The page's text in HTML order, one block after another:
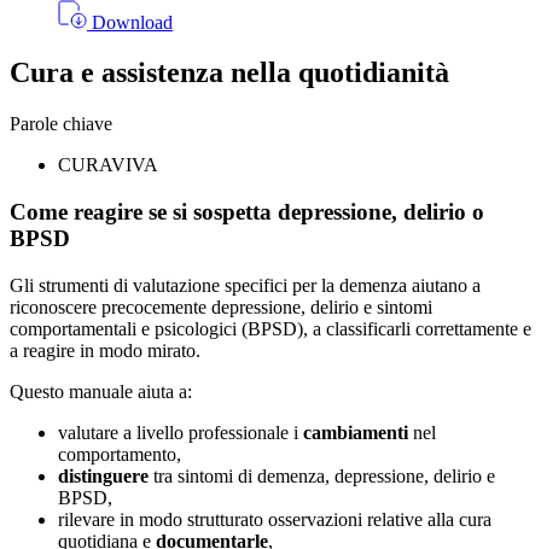
Download
Cura e assistenza nella quotidianità
Parole chiave
CURAVIVA
Come reagire se si sospetta depressione, delirio o
BPSD
Gli strumenti di valutazione specifici per la demenza aiutano a
riconoscere precocemente depressione, delirio e sintomi
comportamentali e psicologici (BPSD), a classificarli correttamente e
a reagire in modo mirato.
Questo manuale aiuta a:
valutare a livello professionale i cambiamenti nel
comportamento,
distinguere tra sintomi di demenza, depressione, delirio e
BPSD,
rilevare in modo strutturato osservazioni relative alla cura
quotidiana e documentarle,